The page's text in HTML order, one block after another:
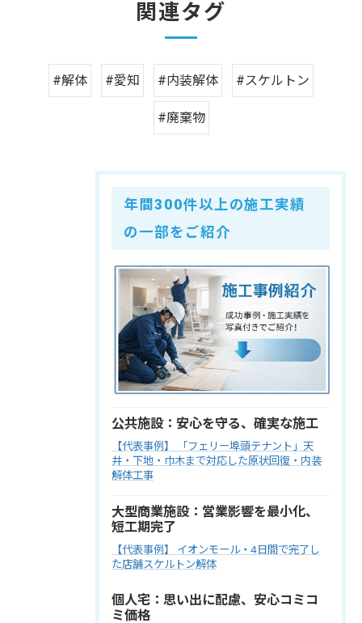
関連タグ
#解体 #愛知 #内装解体 #スケルトン
#廃棄物
年間300件以上の施工実績
の一部をご紹介
公共施設：安心を守る、確実な施工
【代表事例】 「フェリー埠頭テナント」天
井・下地・巾木まで対応した原状回復・内装
解体工事
大型商業施設：営業影響を最小化、
短工期完了
【代表事例】 イオンモール・4日間で完了し
た店舗スケルトン解体
個人宅：思い出に配慮、安心コミコ
ミ価格